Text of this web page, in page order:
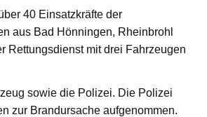
40 Einsatzkräfte der
aus Bad Hönningen, Rheinbrohl
Rettungsdienst mit drei Fahrzeugen
sowie die Polizei. Die Polizei
zur Brandursache aufgenommen.